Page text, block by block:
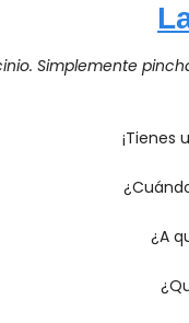
Simplemente
¡Tienes
¿A